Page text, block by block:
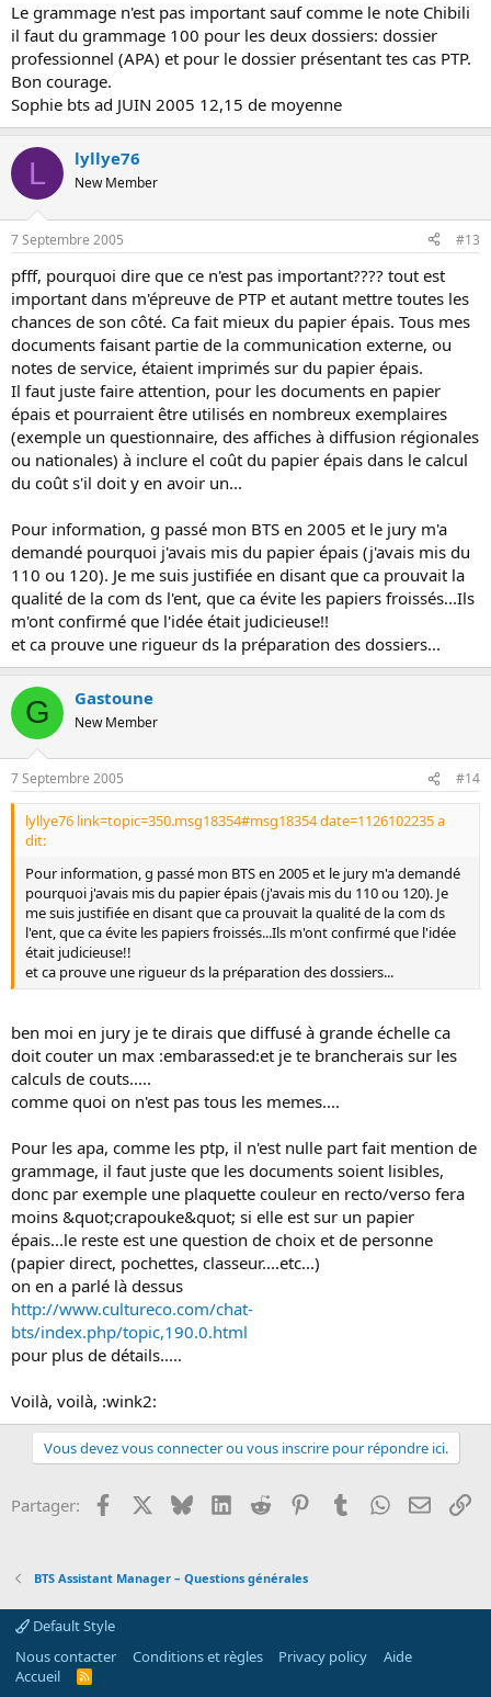
Le grammage n'est pas important sauf comme le note Chibili
il faut du grammage 100 pour les deux dossiers: dossier
professionnel (APA) et pour le dossier présentant tes cas PTP.
Bon courage.
Sophie bts ad JUIN 2005 12,15 de moyenne
L lyllye76
New Member
7 Septembre 2005 #13
pfff, pourquoi dire que ce n'est pas important???? tout est
important dans m'épreuve de PTP et autant mettre toutes les
chances de son côté. Ca fait mieux du papier épais. Tous mes
documents faisant partie de la communication externe, ou
notes de service, étaient imprimés sur du papier épais.
Il faut juste faire attention, pour les documents en papier
épais et pourraient être utilisés en nombreux exemplaires
(exemple un questionnaire, des affiches à diffusion régionales
ou nationales) à inclure el coût du papier épais dans le calcul
du coût s'il doit y en avoir un...
Pour information, g passé mon BTS en 2005 et le jury m'a
demandé pourquoi j'avais mis du papier épais (j'avais mis du
110 ou 120). Je me suis justifiée en disant que ca prouvait la
qualité de la com ds l'ent, que ca évite les papiers froissés...Ils
m'ont confirmé que l'idée était judicieuse!!
et ca prouve une rigueur ds la préparation des dossiers...
G Gastoune
New Member
7 Septembre 2005 #14
lyllye76 link=topic=350.msg18354#msg18354 date=1126102235 a
dit:
Pour information, g passé mon BTS en 2005 et le jury m'a demandé
pourquoi j'avais mis du papier épais (j'avais mis du 110 ou 120). Je
me suis justifiée en disant que ca prouvait la qualité de la com ds
l'ent, que ca évite les papiers froissés...Ils m'ont confirmé que l'idée
était judicieuse!!
et ca prouve une rigueur ds la préparation des dossiers...
ben moi en jury je te dirais que diffusé à grande échelle ca
doit couter un max :embarassed:et je te brancherais sur les
calculs de couts.....
comme quoi on n'est pas tous les memes....
Pour les apa, comme les ptp, il n'est nulle part fait mention de
grammage, il faut juste que les documents soient lisibles,
donc par exemple une plaquette couleur en recto/verso fera
moins &quot;crapouke&quot; si elle est sur un papier
épais...le reste est une question de choix et de personne
(papier direct, pochettes, classeur....etc...)
on en a parlé là dessus
http://www.cultureco.com/chat-
bts/index.php/topic,190.0.html
pour plus de détails.....
Voilà, voilà, :wink2:
Vous devez vous connecter ou vous inscrire pour répondre ici.
Partager: Facebook BlueskyLinkedInReddit PinterestTumblrWhatsApp
Email
BTS Assistant Manager – Questions générales
Default Style
Nous contacter
Conditions et règles Privacy policy
Aide
Accueil
R